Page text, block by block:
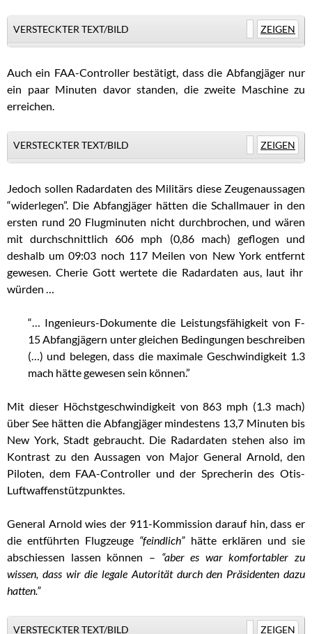
VERSTECKTER TEXT/BILD ZEIGEN
Auch ein FAA-Controller bestätigt, dass die Abfangjäger nur
ein paar Minuten davor standen, die zweite Maschine zu
erreichen.
VERSTECKTER TEXT/BILD ZEIGEN
Jedoch sollen Radardaten des Militärs diese Zeugenaussagen
“widerlegen”. Die Abfangjäger hätten die Schallmauer in den
ersten rund 20 Flugminuten nicht durchbrochen, und wären
mit durchschnittlich 606 mph (0,86 mach) geflogen und
deshalb um 09:03 noch 117 Meilen von New York entfernt
gewesen. Cherie Gott wertete die Radardaten aus, laut ihr
würden …
“… Ingenieurs-Dokumente die Leistungsfähigkeit von F-
15 Abfangjägern unter gleichen Bedingungen beschreiben
(…) und belegen, dass die maximale Geschwindigkeit 1.3
mach hätte gewesen sein können.”
Mit dieser Höchstgeschwindigkeit von 863 mph (1.3 mach)
über See hätten die Abfangjäger mindestens 13,7 Minuten bis
New York, Stadt gebraucht. Die Radardaten stehen also im
Kontrast zu den Aussagen von Major General Arnold, den
Piloten, dem FAA-Controller und der Sprecherin des Otis-
Luftwaffenstützpunktes.
General Arnold wies der 911-Kommission darauf hin, dass er
die entführten Flugzeuge “feindlich”hätte erklären und sie
abschiessen lassen können – “aber es war komfortabler zu
wissen, dass wir die legale Autorität durch den Präsidenten dazu
hatten.”
VERSTECKTER TEXT/BILD ZEIGEN